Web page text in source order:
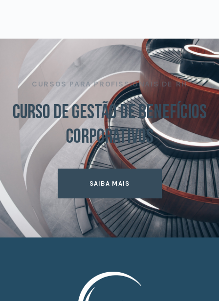
CURSOS PARA PROFISSIONAIS DE RH
CURSO DE GESTÃO DE BENEFÍCIOS
CORPORATIVOS
SAIBA MAIS